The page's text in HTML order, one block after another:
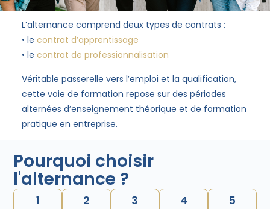
L’alternance comprend deux types de contrats :
• le contrat d’apprentissage
• le contrat de professionnalisation
Véritable passerelle vers l’emploi et la qualification,
cette voie de formation repose sur des périodes
alternées d’enseignement théorique et de formation
pratique en entreprise.
Pourquoi choisir
l'alternance ?
1 2 3 4 5